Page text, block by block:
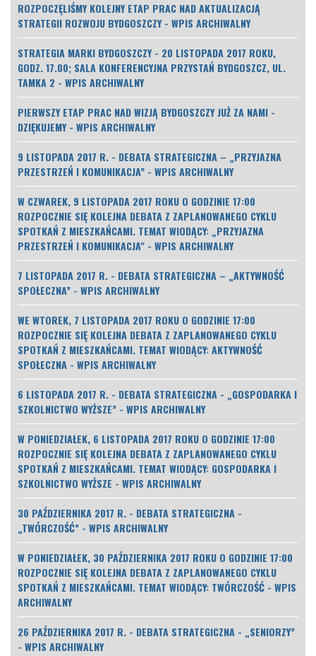
ROZPOCZĘLIŚMY KOLEJNY ETAP PRAC NAD AKTUALIZACJĄ
STRATEGII ROZWOJU BYDGOSZCZY - WPIS ARCHIWALNY
STRATEGIA MARKI BYDGOSZCZY - 20 LISTOPADA 2017 ROKU,
GODZ. 17.00; SALA KONFERENCYJNA PRZYSTAŃ BYDGOSZCZ, UL.
TAMKA 2 - WPIS ARCHIWALNY
PIERWSZY ETAP PRAC NAD WIZJĄ BYDGOSZCZY JUŻ ZA NAMI -
DZIĘKUJEMY - WPIS ARCHIWALNY
9 LISTOPADA 2017 R. - DEBATA STRATEGICZNA – „PRZYJAZNA
PRZESTRZEŃ I KOMUNIKACJA” - WPIS ARCHIWALNY
W CZWAREK, 9 LISTOPADA 2017 ROKU O GODZINIE 17:00
ROZPOCZNIE SIĘ KOLEJNA DEBATA Z ZAPLANOWANEGO CYKLU
SPOTKAŃ Z MIESZKAŃCAMI. TEMAT WIODĄCY: „PRZYJAZNA
PRZESTRZEŃ I KOMUNIKACJA" - WPIS ARCHIWALNY
7 LISTOPADA 2017 R. - DEBATA STRATEGICZNA – „AKTYWNOŚĆ
SPOŁECZNA” - WPIS ARCHIWALNY
WE WTOREK, 7 LISTOPADA 2017 ROKU O GODZINIE 17:00
ROZPOCZNIE SIĘ KOLEJNA DEBATA Z ZAPLANOWANEGO CYKLU
SPOTKAŃ Z MIESZKAŃCAMI. TEMAT WIODĄCY: AKTYWNOŚĆ
SPOŁECZNA - WPIS ARCHIWALNY
6 LISTOPADA 2017 R. - DEBATA STRATEGICZNA - „GOSPODARKA I
SZKOLNICTWO WYŻSZE” - WPIS ARCHIWALNY
W PONIEDZIAŁEK, 6 LISTOPADA 2017 ROKU O GODZINIE 17:00
ROZPOCZNIE SIĘ KOLEJNA DEBATA Z ZAPLANOWANEGO CYKLU
SPOTKAŃ Z MIESZKAŃCAMI. TEMAT WIODĄCY: GOSPODARKA I
SZKOLNICTWO WYŻSZE - WPIS ARCHIWALNY
30 PAŹDZIERNIKA 2017 R. - DEBATA STRATEGICZNA -
„TWÓRCZOŚĆ” - WPIS ARCHIWALNY
W PONIEDZIAŁEK, 30 PAŹDZIERNIKA 2017 ROKU O GODZINIE 17:00
ROZPOCZNIE SIĘ KOLEJNA DEBATA Z ZAPLANOWANEGO CYKLU
SPOTKAŃ Z MIESZKAŃCAMI. TEMAT WIODĄCY: TWÓRCZOŚĆ - WPIS
ARCHIWALNY
26 PAŹDZIERNIKA 2017 R. - DEBATA STRATEGICZNA - „SENIORZY”
- WPIS ARCHIWALNY